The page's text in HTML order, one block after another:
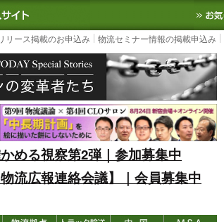
内最大の物流ニュースサイト3PL, SCMなど国内外の
リース掲載のお申込み 物流セミナー情報の掲載申込み
める視察第2弾｜参加募集中
流広報連絡会議】｜会員募集中